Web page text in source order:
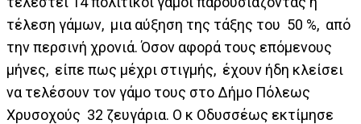
τέλεση γάμων, μια αύξηση της τάξης του 50 %, από
την περσινή χρονιά. Όσον αφορά τους επόμενους
μήνες, είπε πως μέχρι στιγμής, έχουν ήδη κλείσει
να τελέσουν τον γάμο τους στο Δήμο Πόλεως
Χρυσοχούς 32 ζευγάρια. Ο κ Οδυσσέως εκτίμησε